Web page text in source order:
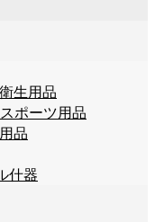
生用品
ポーツ用品
品
什器